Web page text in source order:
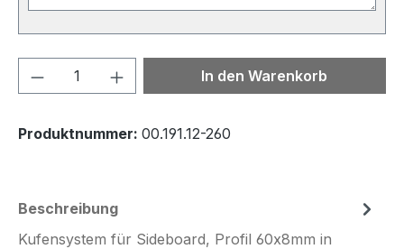
Produkt Anzahl: Gib denIn den Warenkorb
Produktnummer: 00.191.12-260
Beschreibung
Kufensystem für Sideboard, Profil 60x8mm in